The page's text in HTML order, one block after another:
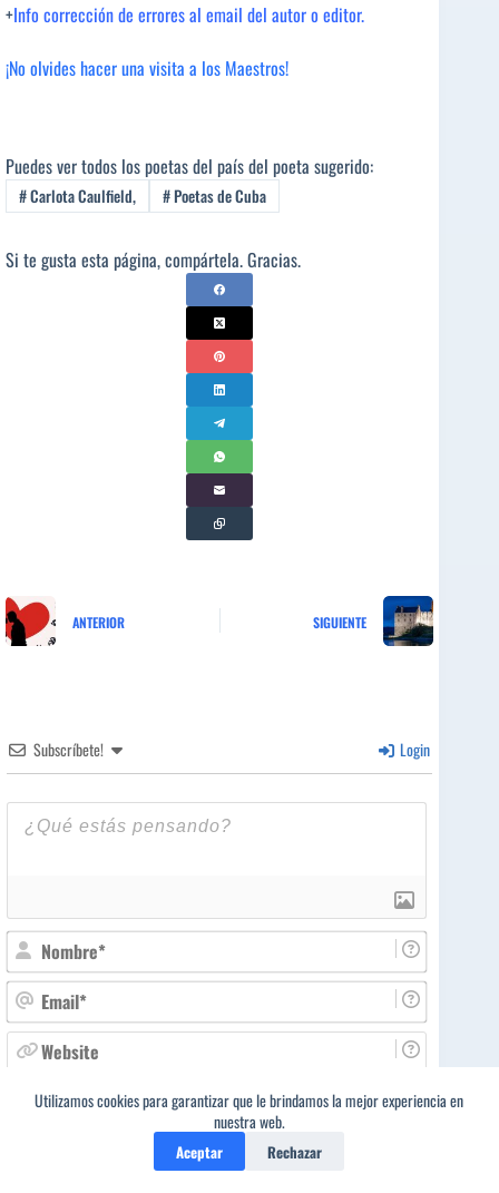
Utilizamos cookies para garantizar que le brindamos la mejor experiencia en
nuestra web.
Aceptar Rechazar
+Info corrección de errores al email del autor o editor.
¡No olvides hacer una visita a los Maestros!
Puedes ver todos los poetas del país del poeta sugerido:
#Carlota Caulfield, #Poetas de Cuba
Si te gusta esta página, compártela. Gracias.
ANTERIOR SIGUIENTE
Subscríbete! Login
N
o
m
b
r
e
E
m
a
i
*
e
b
s